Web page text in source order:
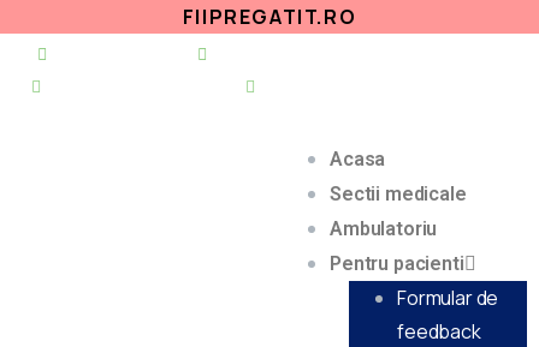
FIIPREGATIT.RO
Acasa
Sectii medicale
Ambulatoriu
Pentru pacienti
Formular de
feedback